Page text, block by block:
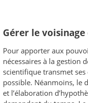
Gérer le
Pour apporter aux
nécessaires à la gestion
scientifique transmet
possible. Néanmoins, le
et l’élaboration